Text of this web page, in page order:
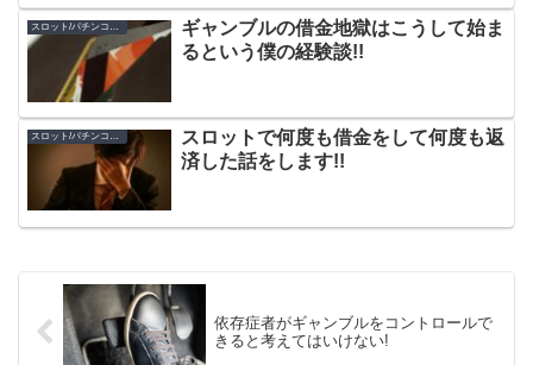
スロット/パチンコの体験談
ギャンブルの借金地獄はこうして始ま
るという僕の経験談!!
スロット/パチンコの体験談
スロットで何度も借金をして何度も返
済した話をします!!
依存症者がギャンブルをコントロールで
きると考えてはいけない!